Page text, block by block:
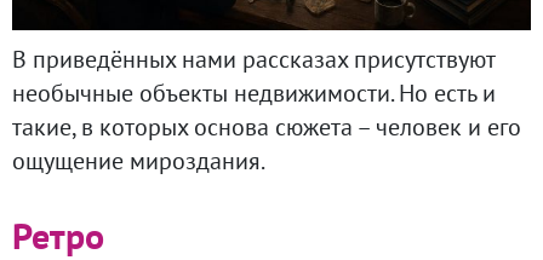
В приведённых нами рассказах присутствуют
необычные объекты недвижимости. Но есть и
такие, в которых основа сюжета – человек и его
ощущение мироздания.
Ретро